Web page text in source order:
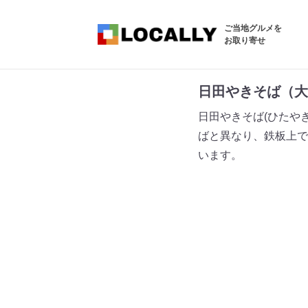
ご当地グルメを
お取り寄せ
日田やきそば（
日田やきそば(ひたや
ばと異なり、鉄板上
います。